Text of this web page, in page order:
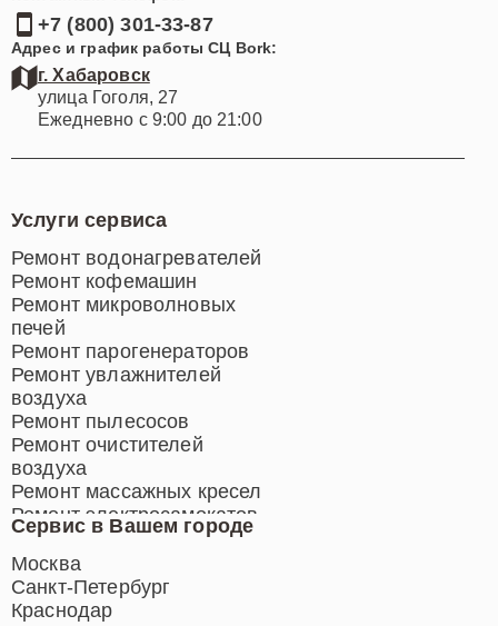
центр.
Чтобы узнать более детальную информацию о
ремонте массажных кресел или записаться на
сервисное обслуживание, пожалуйста, свяжитесь с
вернуть вам качество жизни, которое вы
заслуживаете.
info@screm-bork.ru
Контактный телефон:
+7 (800) 301-33-87
Адрес и график работы СЦ Bork:
г. Хабаровск
улица Гоголя, 27
Ежедневно с 9:00 до 21:00
Сервис в Вашем городе
Москва
Услуги сервиса
Ремонт водонагревателей
Ремонт кофемашин
Ремонт микроволновых
печей
Ремонт парогенераторов
Ремонт увлажнителей
воздуха
Ремонт пылесосов
Ремонт очистителей
воздуха
Ремонт массажных кресел
Ремонт индукционных плит
Ремонт роботов-пылесосов
Ремонт гладильных систем